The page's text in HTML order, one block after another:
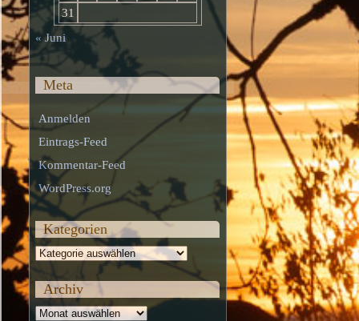
31
« Juni
Meta
Anmelden
Eintrags-Feed
Kommentar-Feed
WordPress.org
Kategorien
Kategorien
Archiv
Archiv